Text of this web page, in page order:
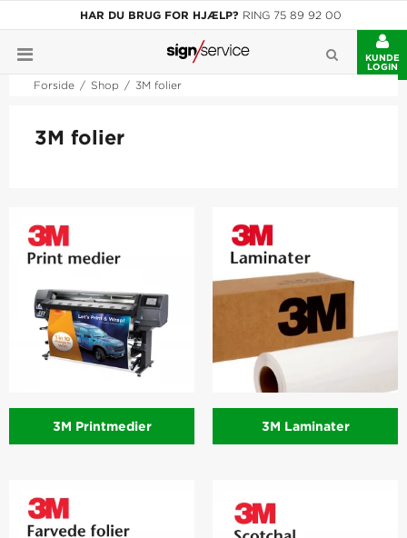
HAR DU BRUG FOR HJÆLP? RING 75 89 92 00
KUNDE
LOGIN
Forside / Shop / 3M folier
3M folier
3M Printmedier 3M Laminater